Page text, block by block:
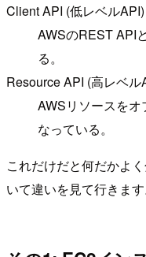
Client API (低レベルAPI)
AWSのREST API
る。
Resource API (高レベル
AWSリソースを
なっている。
これだけだと何だかよ
いて違いを見て行きます